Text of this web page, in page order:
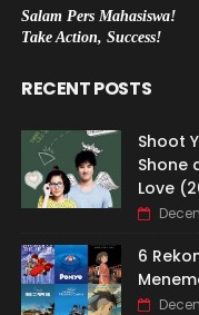
Salam Pers Mahasiswa!
Take Action, Success!
RECENT POSTS
Shoot
Shone
Love
6